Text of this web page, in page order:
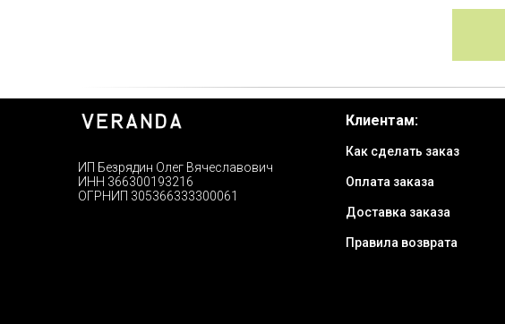
ИП Безрядин Олег Вячеславович
ИНН 366300193216
ОГРНИП 305366333300061
Клиентам:
Как сделать заказ
Оплата заказа
Доставка заказа
Правила возврата